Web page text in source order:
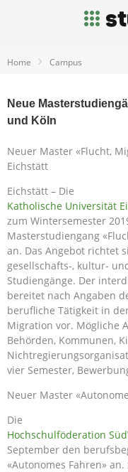
Home Campus
Neue
und Köln
Neuer Master «Flucht,
Eichstätt
Eichstätt – Die
Katholische Universität
zum Wintersemester
Masterstudiengang
an. Das Angebot richtet
gesellschafts-, kultur-
Studiengänge. Der
bereitet nach Angaben
berufliche Tätigkeit in
Migration vor. Mögliche
Behörden, Kommunen,
vier Semester,
Neuer Master
Die
Hochschulföderation
September den
«Autonomes Fahren»